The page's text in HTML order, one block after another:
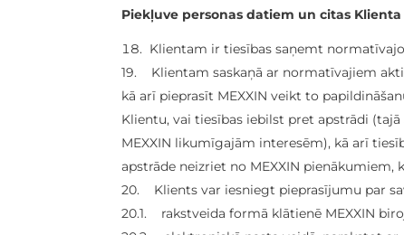
Piekļuve personas datiem un citas
Klientam ir tiesības saņemt
19. Klientam saskaņā ar normatīvajiem
kā arī pieprasīt MEXXIN veikt to
Klientu, vai tiesības iebilst pret apstrādi
MEXXIN likumīgajām interesēm), kā arī
apstrāde neizriet no MEXXIN
20. Klients var iesniegt pieprasījumu par
20.1. rakstveida formā klātienē MEXXIN